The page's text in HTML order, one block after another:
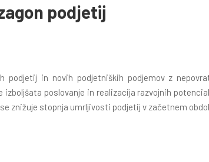
podjetij
podjetij in novih podjetniških podjemov z
izboljšata poslovanje in realizacija razvojnih
znižuje stopnja umrljivosti podjetij v začetnem